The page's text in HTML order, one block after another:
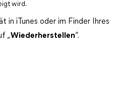
wird.
in iTunes oder im Finder Ihres
„Wiederherstellen“.